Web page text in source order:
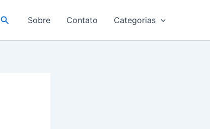
Pesquisar
Sobre Contato Categorias